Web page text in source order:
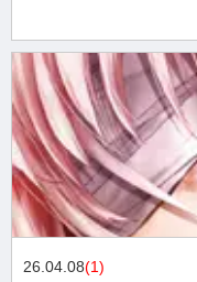
26.04.08(1)